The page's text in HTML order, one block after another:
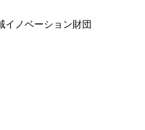
ノベーション財団